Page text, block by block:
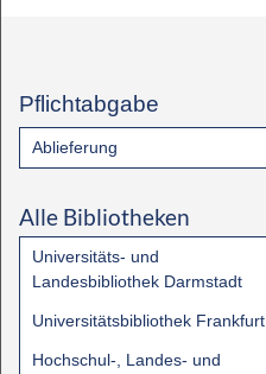
Pflichtabgabe
Ablieferung
Alle Bibliotheken
Universitäts- und
Landesbibliothek Darmstadt
Universitätsbibliothek Frankfurt
Hochschul-, Landes- und